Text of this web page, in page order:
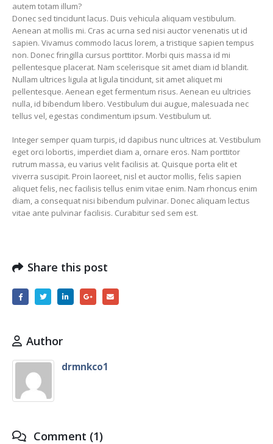
autem totam illum?
Donec sed tincidunt lacus. Duis vehicula aliquam vestibulum.
Aenean at mollis mi. Cras ac urna sed nisi auctor venenatis ut id
sapien. Vivamus commodo lacus lorem, a tristique sapien tempus
non. Donec fringilla cursus porttitor. Morbi quis massa id mi
pellentesque placerat. Nam scelerisque sit amet diam id blandit.
Nullam ultrices ligula at ligula tincidunt, sit amet aliquet mi
pellentesque. Aenean eget fermentum risus. Aenean eu ultricies
nulla, id bibendum libero. Vestibulum dui augue, malesuada nec
tellus vel, egestas condimentum ipsum. Vestibulum ut.
Integer semper quam turpis, id dapibus nunc ultrices at. Vestibulum
eget orci lobortis, imperdiet diam a, ornare eros. Nam porttitor
rutrum massa, eu varius velit facilisis at. Quisque porta elit et
viverra suscipit. Proin laoreet, nisl et auctor mollis, felis sapien
aliquet felis, nec facilisis tellus enim vitae enim. Nam rhoncus enim
diam, a consequat nisi bibendum pulvinar. Donec aliquam lectus
vitae ante pulvinar facilisis. Curabitur sed sem est.
Share this post
Author
drmnkco1
Comment (1)